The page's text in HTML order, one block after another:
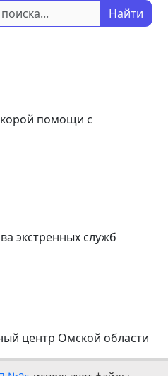
Найти
помощи с
экстренных служб
центр Омской области